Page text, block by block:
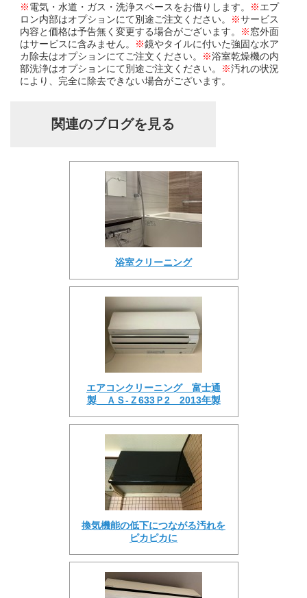
※電気・水道・ガス・洗浄スペースをお借りします。 ※エプ
ロン内部はオプションにて別途ご注文ください。
※サービス
内容と価格は予告無く変更する場合がございます。
※窓外面
はサービスに含みません。
※鏡やタイルに付いた強固な水ア
カ除去はオプションにてご注文ください。
※浴室乾燥機の内
部洗浄はオプションにて別途ご注文ください。
※汚れの状況
により、完全に除去できない場合がございます。
関連のブログを見る
浴室クリーニング
エアコンクリーニング 富士通
製 ＡＳ-Ｚ633Ｐ2 2013年製
換気機能の低下につながる汚れを
ピカピカに